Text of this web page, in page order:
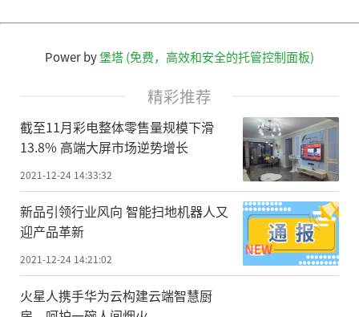
Power by堡塔 (免费，高效和安全的托管控制面板)
精彩推荐
截至11月彩电整体零售量规模下滑
13.8% 高端大屏市场逆势增长
2021-12-24 14:33:32
新品引领行业风向 智能扫地机器人又
迎产品革新
2021-12-24 14:21:02
火星人携手华为云构建云端智慧厨